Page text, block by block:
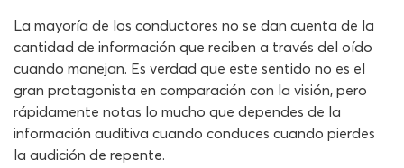
La mayoría de los conductores no se dan cuenta de la
cantidad de información que reciben a través del oído
cuando manejan. Es verdad que este sentido no es el
gran protagonista en comparación con la visión, pero
rápidamente notas lo mucho que dependes de la
información auditiva cuando conduces cuando pierdes
la audición de repente.